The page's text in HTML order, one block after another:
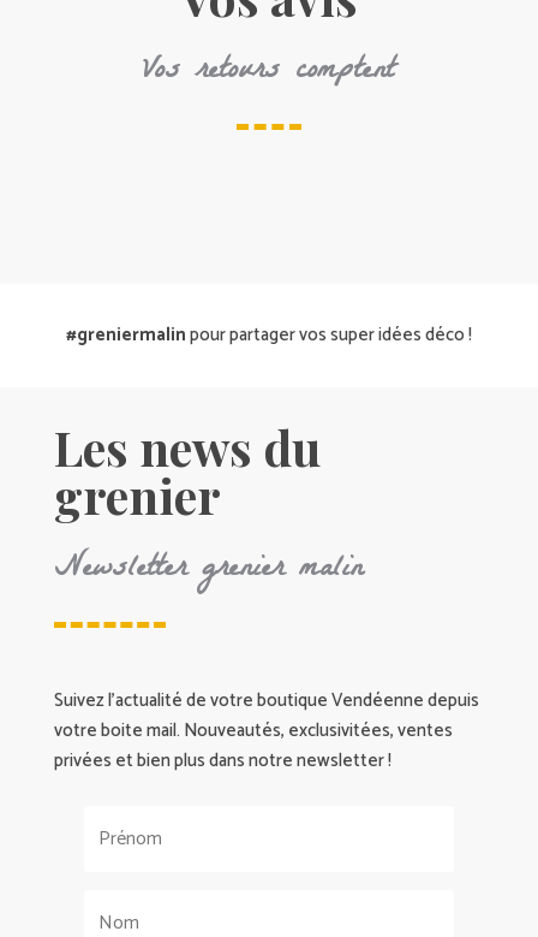
Vos retours comptent
#greniermalinpour partager vos super idées déco !
Les news du
grenier
Newsletter grenier malin
Suivez l’actualité de votre boutique Vendéenne depuis
votre boite mail. Nouveautés, exclusivitées, ventes
privées et bien plus dans notre newsletter !